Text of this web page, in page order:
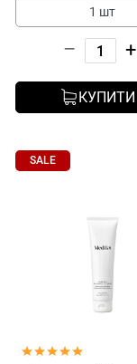
1 шт
– +
КУПИТИ
SALE